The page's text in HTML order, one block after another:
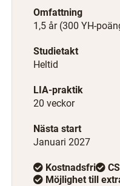
Omfattning
1,5 år (300 YH-
Studietakt
Heltid
LIA-praktik
20 veckor
Nästa start
Januari 2027
Kostnadsfri
Möjlighet till